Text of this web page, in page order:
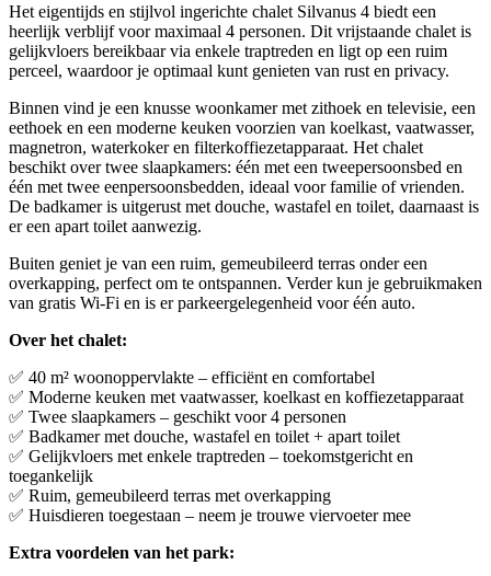
Het eigentijds en stijlvol ingerichte chalet Silvanus 4 biedt een
heerlijk verblijf voor maximaal 4 personen. Dit vrijstaande chalet is
gelijkvloers bereikbaar via enkele traptreden en ligt op een ruim
perceel, waardoor je optimaal kunt genieten van rust en privacy.
Binnen vind je een knusse woonkamer met zithoek en televisie, een
eethoek en een moderne keuken voorzien van koelkast, vaatwasser,
magnetron, waterkoker en filterkoffiezetapparaat. Het chalet
beschikt over twee slaapkamers: één met een tweepersoonsbed en
één met twee eenpersoonsbedden, ideaal voor familie of vrienden.
De badkamer is uitgerust met douche, wastafel en toilet, daarnaast is
er een apart toilet aanwezig.
Buiten geniet je van een ruim, gemeubileerd terras onder een
overkapping, perfect om te ontspannen. Verder kun je gebruikmaken
van gratis Wi-Fi en is er parkeergelegenheid voor één auto.
Over het chalet:
✅ 40 m² woonoppervlakte – efficiënt en comfortabel
✅ Moderne keuken met vaatwasser, koelkast en koffiezetapparaat
✅ Twee slaapkamers – geschikt voor 4 personen
✅ Badkamer met douche, wastafel en toilet + apart toilet
✅ Gelijkvloers met enkele traptreden – toekomstgericht en
toegankelijk
✅ Ruim, gemeubileerd terras met overkapping
✅ Huisdieren toegestaan – neem je trouwe viervoeter mee
Extra voordelen van het park: